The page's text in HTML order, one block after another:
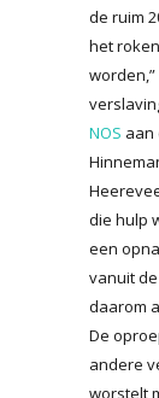
de ruim
het
NOS aan
die hulp
een
vanuit
daarom
De
andere
worstelt